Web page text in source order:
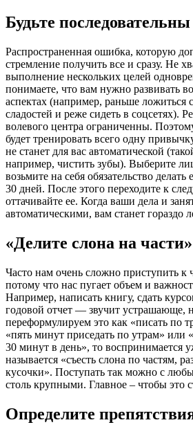
Будьте последовательны
Распространенная ошибка, которую
стремление получить все и сразу. Не
выполнение нескольких целей
понимаете, что вам нужно развивать
аспектах (например, раньше ложиться
сладостей и реже сидеть в соцсетях).
волевого центра ограниченны.
будет тренировать всего одну
не станет для вас автоматической
например, чистить зубы). Выберите
возьмите на себя обязательство делать
30 дней. После этого переходите к
оттачивайте ее. Когда ваши дела и
автоматическими, вам станет гораздо
«Делите слона на части»
Часто нам очень сложно приступить к
потому что нас пугает объем и
Например, написать книгу, сдать
годовой отчет — звучит устрашающе,
переформулируем это как «писать по
«пять минут приседать по утрам» или
30 минут в день», то воспринимается
называется «съесть слона по частям,
кусочки». Поступать так можно с
столь крупными. Главное – чтобы это
Определите